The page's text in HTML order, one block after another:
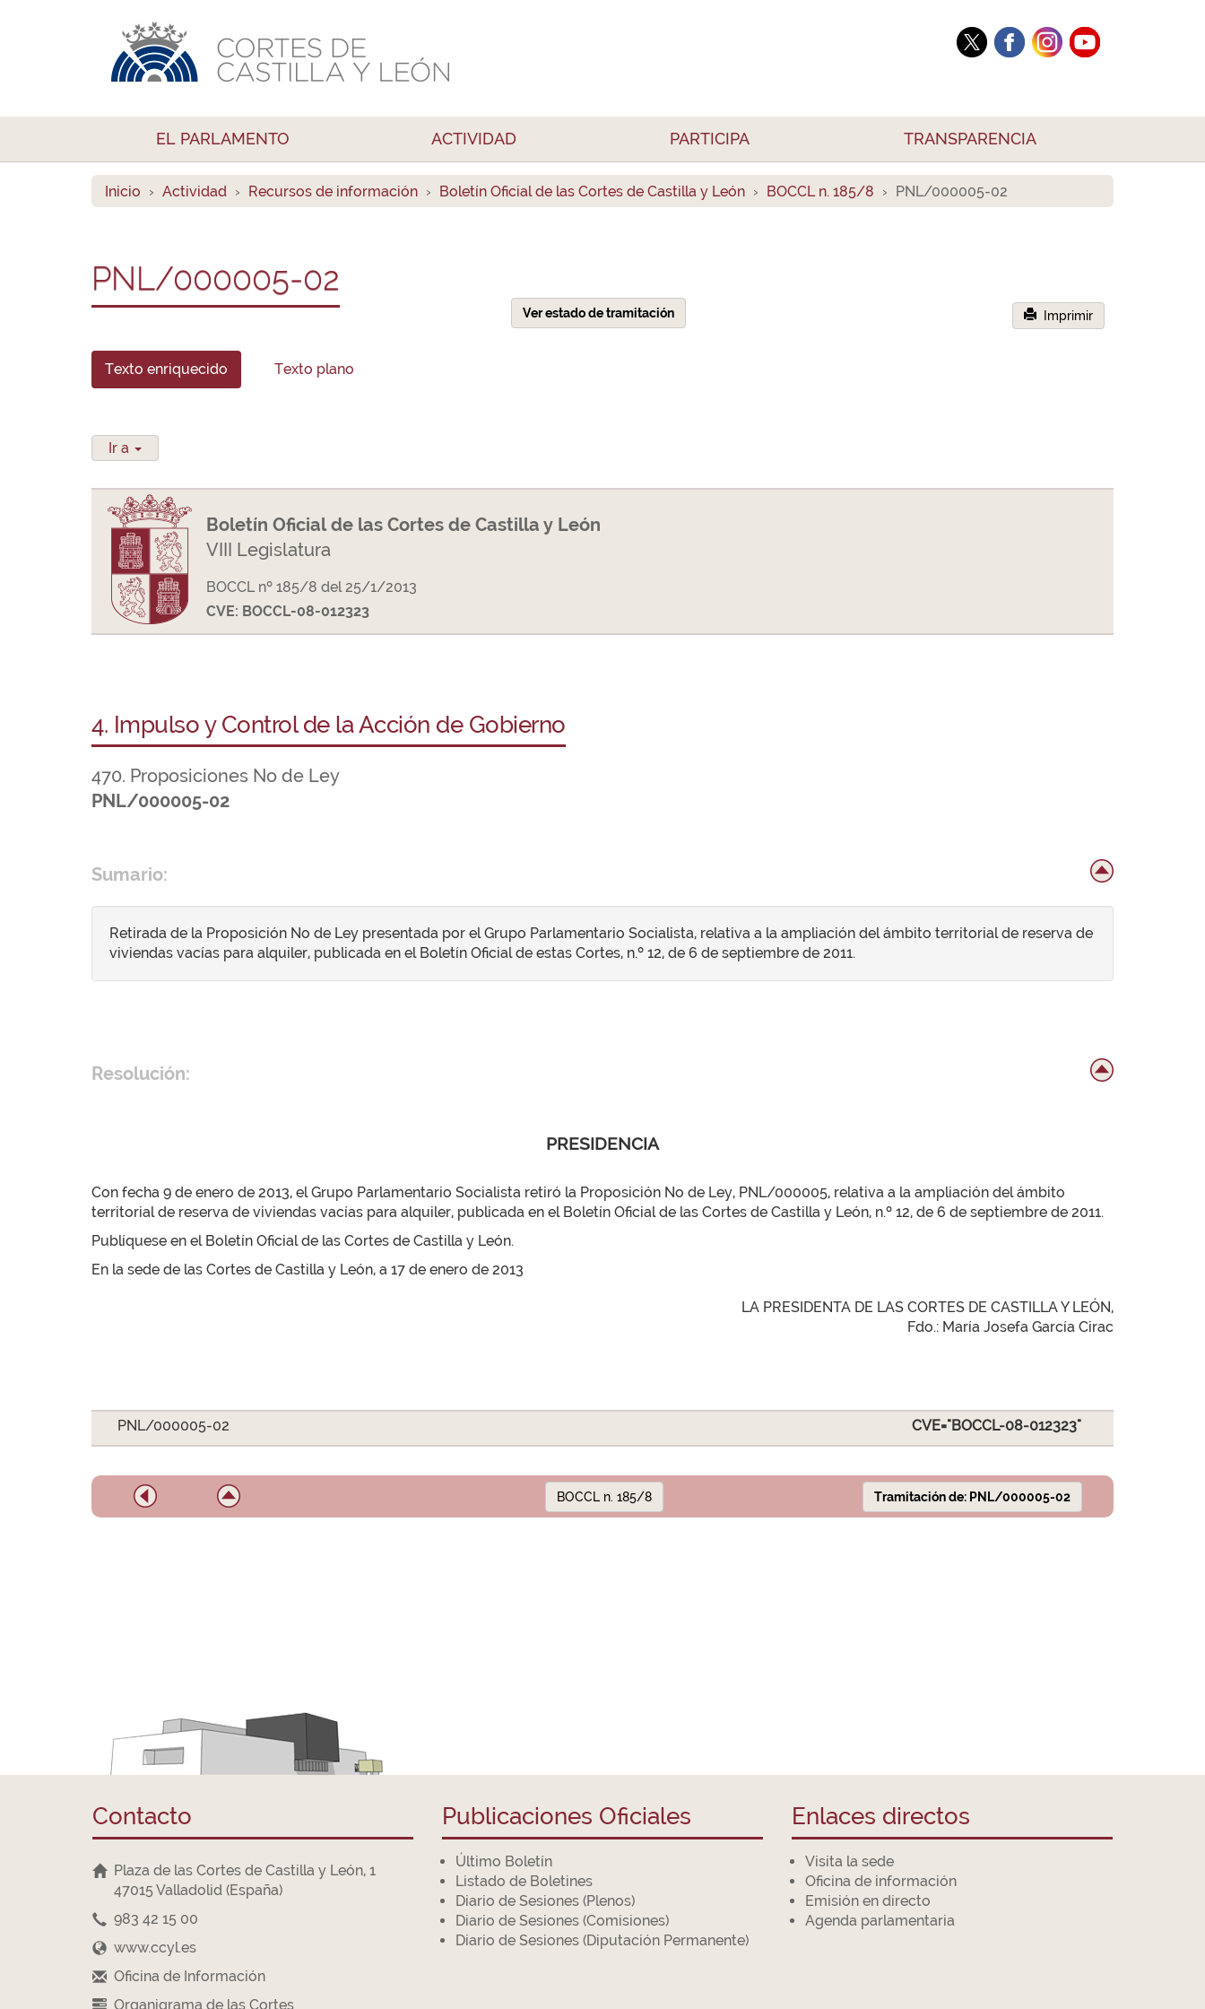
EL PARLAMENTO ACTIVIDAD PARTICIPA TRANSPARENCIA
Inicio Actividad Recursos de información Boletín Oficial de las Cortes de Castilla y León BOCCL n. 185/8 PNL/000005-02
PNL/000005-02
Ver estado de tramitación Imprimir
Texto enriquecido Texto plano
Ir a
Boletín Oficial de las Cortes de Castilla y León
VIII Legislatura
BOCCL nº 185/8 del 25/1/2013
CVE: BOCCL-08-012323
4. Impulso y Control de la Acción de Gobierno
470. Proposiciones No de Ley
PNL/000005-02
Sumario:
Retirada de la Proposición No de Ley presentada por el Grupo Parlamentario Socialista, relativa a la ampliación del ámbito territorial de reserva de
viviendas vacías para alquiler, publicada en el Boletín Oficial de estas Cortes, n.º 12, de 6 de septiembre de 2011.
Resolución:
PRESIDENCIA
Con fecha 9 de enero de 2013, el Grupo Parlamentario Socialista retiró la Proposición No de Ley, PNL/000005, relativa a la ampliación del ámbito
territorial de reserva de viviendas vacías para alquiler, publicada en el Boletín Oficial de las Cortes de Castilla y León, n.º 12, de 6 de septiembre de 2011.
Publíquese en el Boletín Oficial de las Cortes de Castilla y León.
En la sede de las Cortes de Castilla y León, a 17 de enero de 2013
LA PRESIDENTA DE LAS CORTES DE CASTILLA Y LEÓN,
Fdo.: María Josefa García Cirac
PNL/000005-02 CVE="BOCCL-08-012323"
BOCCL n. 185/8 Tramitación de: PNL/000005-02
Contacto
Plaza de las Cortes de Castilla y León, 1
47015 Valladolid (España)
983 42 15 00
www.ccyl.es
Oficina de Información
Organigrama de las Cortes
Publicaciones Oficiales
Último Boletín
Listado de Boletines
Diario de Sesiones (Plenos)
Diario de Sesiones (Comisiones)
Diario de Sesiones (Diputación Permanente)
Enlaces directos
Visita la sede
Oficina de información
Emisión en directo
Agenda parlamentaria